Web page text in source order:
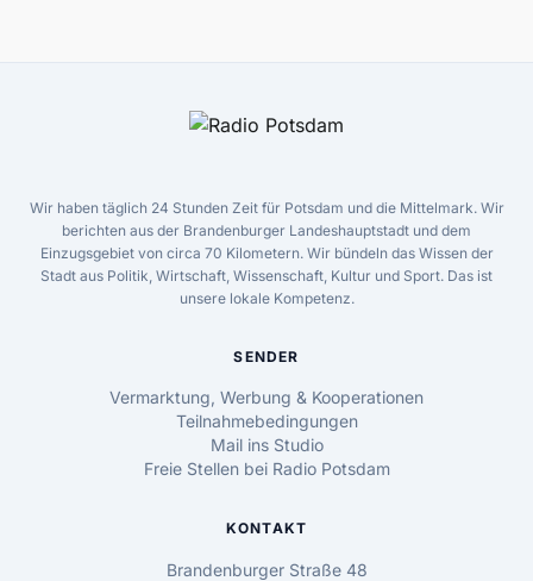
Wir haben täglich 24 Stunden Zeit für Potsdam und die Mittelmark. Wir
berichten aus der Brandenburger Landeshauptstadt und dem
Einzugsgebiet von circa 70 Kilometern. Wir bündeln das Wissen der
Stadt aus Politik, Wirtschaft, Wissenschaft, Kultur und Sport. Das ist
unsere lokale Kompetenz.
SENDER
Vermarktung, Werbung & Kooperationen
Teilnahmebedingungen
Mail ins Studio
Freie Stellen bei Radio Potsdam
KONTAKT
Brandenburger Straße 48